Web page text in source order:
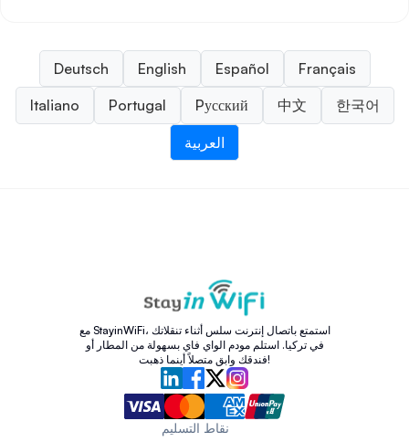
Deutsch English Español
Français
Italiano
Portugal Pусский 中文 한국어
العربية
مع StayinWiFi، استمتع باتصال إنترنت سلس أثناء تنقلاتك
في تركيا. استلم مودم الواي فاي بسهولة من المطار أو
فندقك وابق متصلاً أينما ذهبت!
نقاط التسليم